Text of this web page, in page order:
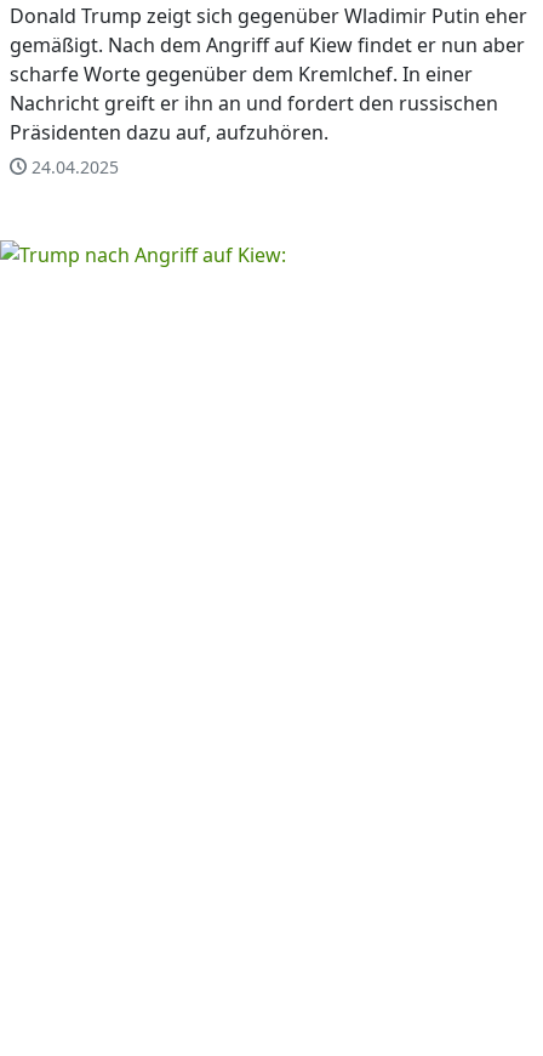
Donald Trump zeigt sich gegenüber Wladimir Putin eher
gemäßigt. Nach dem Angriff auf Kiew findet er nun aber
scharfe Worte gegenüber dem Kremlchef. In einer
Nachricht greift er ihn an und fordert den russischen
Präsidenten dazu auf, aufzuhören.
24.04.2025